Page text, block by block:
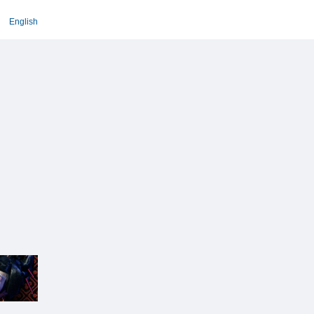
English